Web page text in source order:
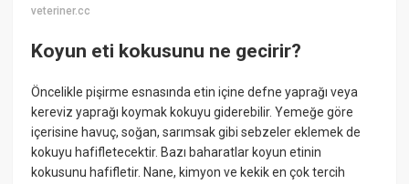
veteriner.cc
Koyun eti kokusunu ne gecirir?
Öncelikle pişirme esnasında etin içine defne yaprağı veya
kereviz yaprağı koymak kokuyu giderebilir. Yemeğe göre
içerisine havuç, soğan, sarımsak gibi sebzeler eklemek de
kokuyu hafifletecektir. Bazı baharatlar koyun etinin
kokusunu hafifletir. Nane, kimyon ve kekik en çok tercih